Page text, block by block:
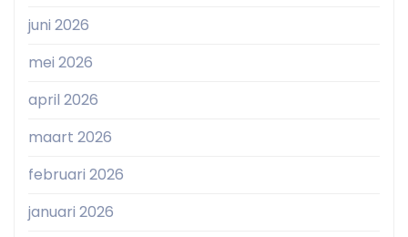
juni 2026
mei 2026
april 2026
maart 2026
februari 2026
januari 2026